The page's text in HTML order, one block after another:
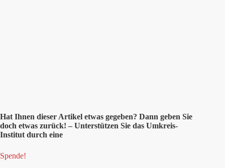
Hat Ihnen dieser Artikel etwas gegeben? Dann geben Sie
doch etwas zurück! – Unterstützen Sie das Umkreis-
Institut durch eine
Spende!